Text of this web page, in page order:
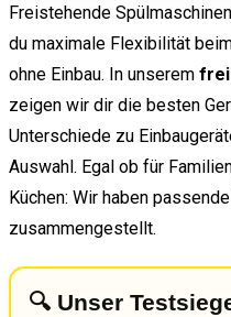
Freistehende
du maximale Flexibilität
ohne Einbau. In unserem
zeigen wir dir die besten
Unterschiede zu
Auswahl. Egal ob für
Küchen: Wir haben
zusammengestellt.
🔍 Unser